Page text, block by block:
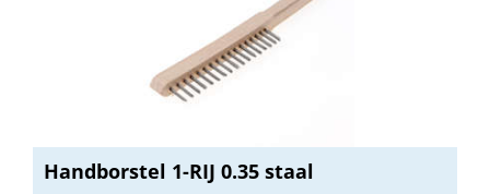
Handborstel 1-RIJ 0.35 staal